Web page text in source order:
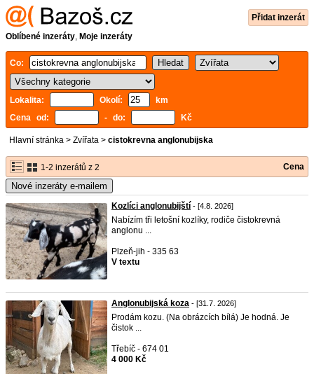
Přidat inzerát
Oblíbené inzeráty, Moje inzeráty
Co:
Lokalita: Okolí:
km
Cena od:
- do: Kč
Hlavní stránka > Zvířata > cistokrevna anglonubijska
1-2 inzerátů z 2 Cena
Nové inzeráty e-mailem
Kozlíci anglonubijští - [4.8. 2026]
Nabízím tři letošní kozlíky, rodiče čistokrevná
anglonu ...
Plzeň-jih - 335 63
V textu
Anglonubijská koza - [31.7. 2026]
Prodám kozu. (Na obrázcích bílá) Je hodná. Je
čistok ...
Třebíč - 674 01
4 000 Kč